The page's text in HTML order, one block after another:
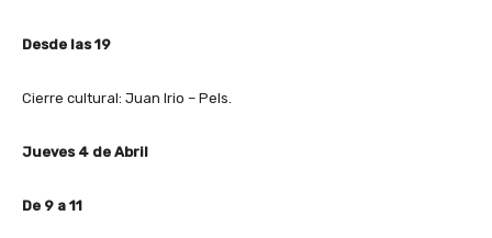
Desde las 19
Cierre cultural: Juan Irio – Pels.
Jueves 4 de Abril
De 9 a 11